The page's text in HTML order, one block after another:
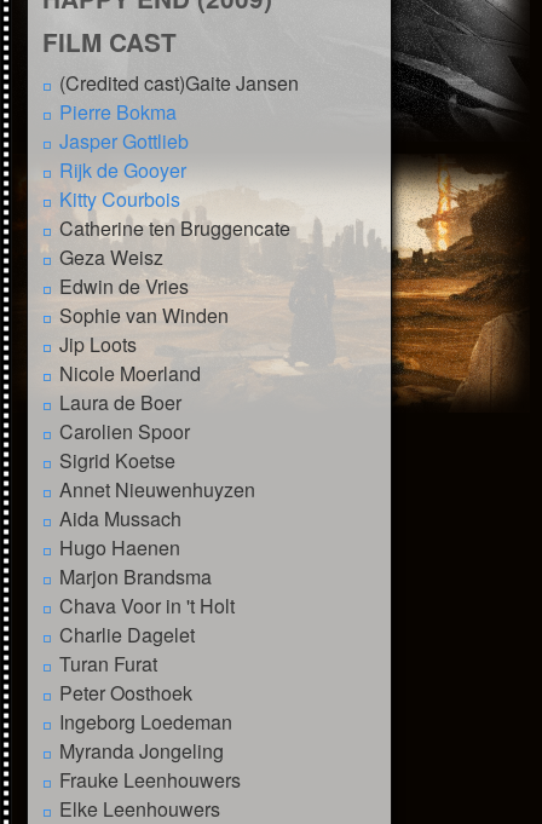
FILM CAST
(Credited cast)Gaite Jansen
Pierre Bokma
Jasper Gottlieb
Rijk de Gooyer
Kitty Courbois
Catherine ten Bruggencate
Geza Weisz
Edwin de Vries
Sophie van Winden
Jip Loots
Nicole Moerland
Laura de Boer
Carolien Spoor
Sigrid Koetse
Annet Nieuwenhuyzen
Aida Mussach
Hugo Haenen
Marjon Brandsma
Chava Voor in 't Holt
Charlie Dagelet
Turan Furat
Peter Oosthoek
Ingeborg Loedeman
Myranda Jongeling
Frauke Leenhouwers
Elke Leenhouwers